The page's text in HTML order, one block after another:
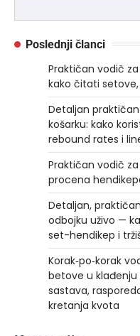
Poslednji članci
Praktičan vodič
kako čitati
Detaljan
košarku: kako
rebound rates i
Praktičan vodič
procena
Detaljan,
odbojku uživo —
set-hendikep i
Korak‑po‑korak
betove u
sastava,
kretanja kvota